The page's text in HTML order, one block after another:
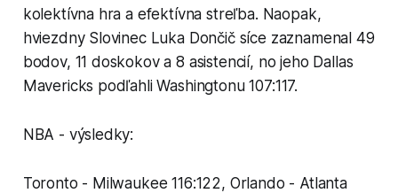
kolektívna hra a efektívna streľba. Naopak,
hviezdny Slovinec Luka Dončič síce zaznamenal 49
bodov, 11 doskokov a 8 asistencií, no jeho Dallas
Mavericks podľahli Washingtonu 107:117.
NBA - výsledky:
Toronto - Milwaukee 116:122, Orlando - Atlanta